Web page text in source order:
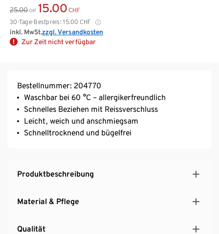
25.00 CHF 15.00 CHF
30-Tage-Bestpreis: 15.00 CHF
inkl. MwSt.zzgl. Versandkosten
Zur Zeit nicht verfügbar
Bestellnummer: 204770
Waschbar bei 60 °C – allergikerfreundlich
Schnelles Beziehen mit Reissverschluss
Leicht, weich und anschmiegsam
Schnelltrocknend und bügelfrei
Produktbeschreibung
Material & Pflege
Qualität